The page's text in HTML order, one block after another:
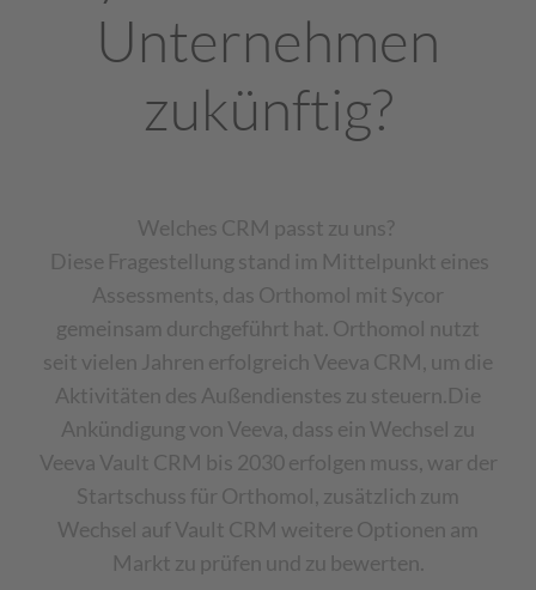
Unternehmen
zukünftig?
Welches CRM passt zu uns?
Diese Fragestellung stand im Mittelpunkt eines
Assessments, das Orthomol mit Sycor
gemeinsam durchgeführt hat. Orthomol nutzt
seit vielen Jahren erfolgreich Veeva CRM, um die
Aktivitäten des Außendienstes zu steuern.Die
Ankündigung von Veeva, dass ein Wechsel zu
Veeva Vault CRM bis 2030 erfolgen muss, war der
Startschuss für Orthomol, zusätzlich zum
Wechsel auf Vault CRM weitere Optionen am
Markt zu prüfen und zu bewerten.